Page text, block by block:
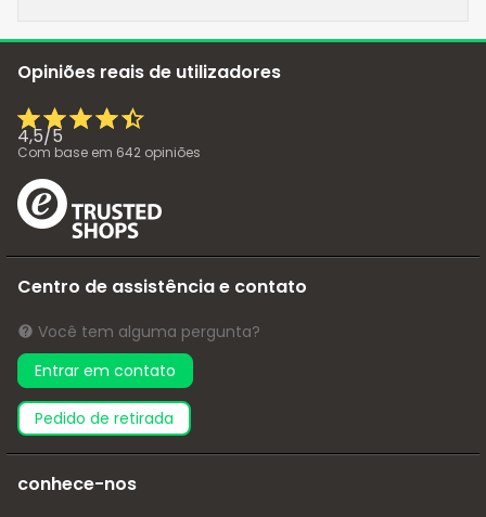
Opiniões reais de utilizadores
4,5/5
Com base em 642 opiniões
Centro de assistência e contato
Você tem alguma pergunta?
Entrar em contato
pedido de retirada
conhece-nos